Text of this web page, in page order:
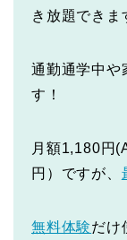
き放題できま
通勤通学中や
す！
月額1,180円
円）ですが、
無料体験だけ